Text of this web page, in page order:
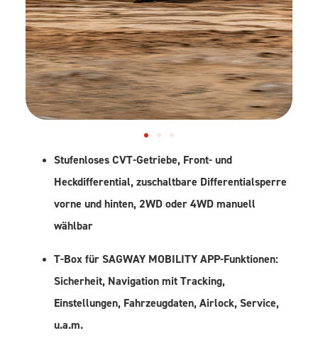
Stufenloses CVT-Getriebe, Front- und
Heckdifferential, zuschaltbare Differentialsperre
vorne und hinten, 2WD oder 4WD manuell
wählbar
T-Box für SAGWAY MOBILITY APP-Funktionen:
Sicherheit, Navigation mit Tracking,
Einstellungen, Fahrzeugdaten, Airlock, Service,
u.a.m.